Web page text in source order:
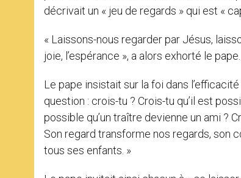
décrivait un « jeu de regards » qui est «
« Laissons-nous regarder par Jésus,
joie, l’espérance », a alors exhorté le pape.
Le pape insistait sur la foi dans
question : crois-tu ? Crois-tu qu’il est
possible qu’un traître devienne un ami ?
Son regard transforme nos regards,
tous ses enfants. »